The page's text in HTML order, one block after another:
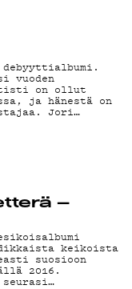
vuoden
on ollut
ja hänestä on
Jori…
–
keikoista
suosioon
2016.